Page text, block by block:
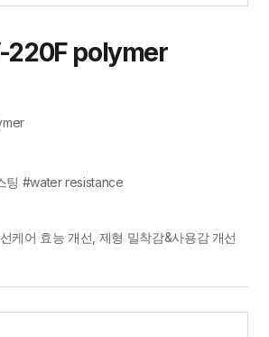
220F polymer
팅 #water resistance
케어 효능 개선, 제형 밀착감&사용감 개선